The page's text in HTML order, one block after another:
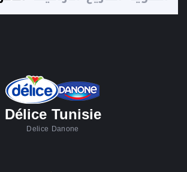
Délice Tunisie
Delice Danone